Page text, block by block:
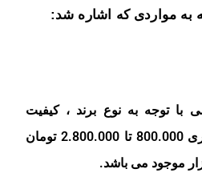
به مواردی که اشاره شد:
با توجه به نوع برند ، کیفیت
محصول معمولا از متری 800.000 تا 2.800.000 تومان
موجود می باشد.